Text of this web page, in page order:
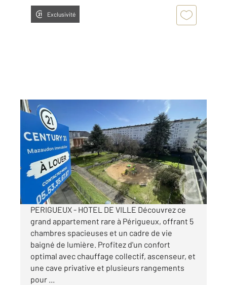
Exclusivité
PERIGUEUX 24
126,80 m , 6 pièces
Ref : 21085
Appartement F6 à louer
1 215 €
par mois charges comprises
PERIGUEUX - HOTEL DE VILLE Découvrez ce
grand appartement rare à Périgueux, offrant 5
chambres spacieuses et un cadre de vie
baigné de lumière. Profitez d'un confort
optimal avec chauffage collectif, ascenseur, et
une cave privative et plusieurs rangements
pour ...